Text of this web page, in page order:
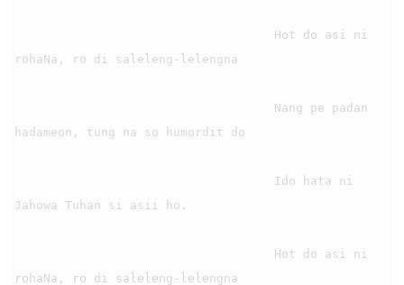
rohaNa, ro di saleleng-lelengna
hadameon, tung na so humordit do
Jahowa Tuhan si asii ho.
rohaNa, ro di saleleng-lelengna